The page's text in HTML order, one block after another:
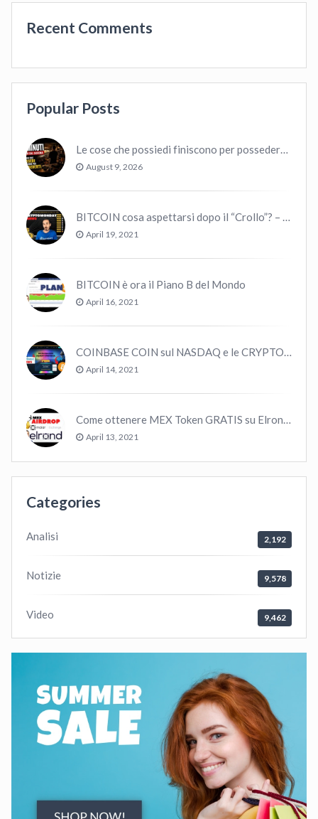
Recent Comments
Popular Posts
Le cose che possiedi finiscono per possedere te
August 9, 2026
BITCOIN cosa aspettarsi dopo il “Crollo”? – CryptoMonday NEWS w16/’21
April 19, 2021
BITCOIN è ora il Piano B del Mondo
April 16, 2021
COINBASE COIN sul NASDAQ e le CRYPTO volano!
April 14, 2021
Come ottenere MEX Token GRATIS su Elrond ?
April 13, 2021
Categories
Analisi 2,192
Notizie 9,578
Video 9,462